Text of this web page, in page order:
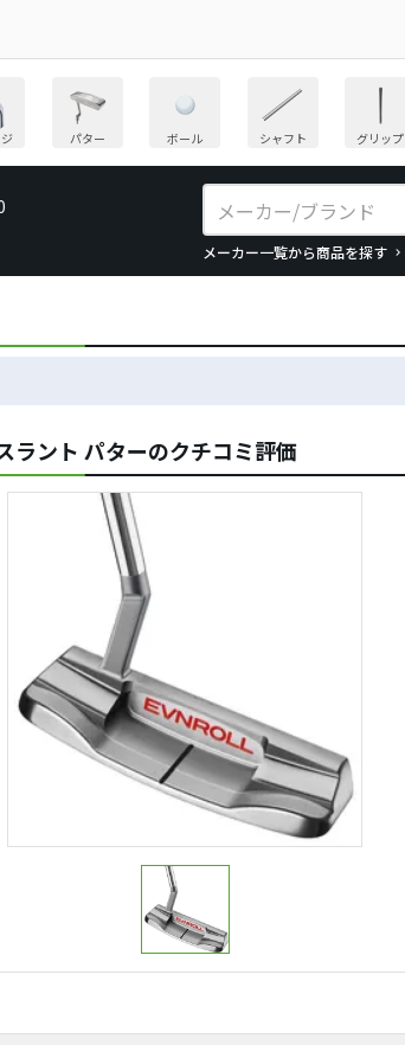
パター ボール シャフト グリップ
メーカー一覧から商品を探す
ラント パターのクチコミ評価